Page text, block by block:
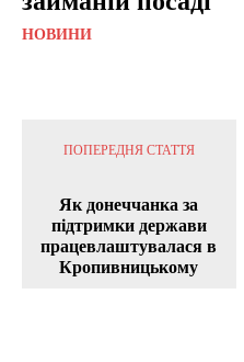
НОВИНИ
ПОПЕРЕДНЯ СТАТТЯ
Як донеччанка за
підтримки держави
працевлаштувалася в
Кропивницькому